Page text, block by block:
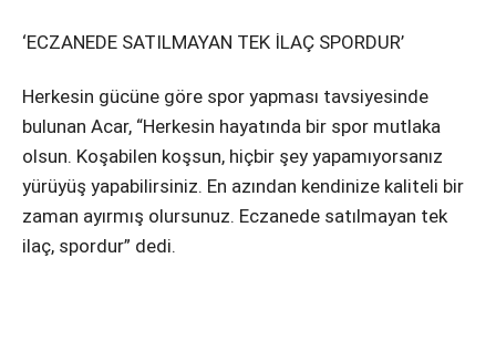
‘ECZANEDE SATILMAYAN TEK İLAÇ SPORDUR’
Herkesin gücüne göre spor yapması tavsiyesinde
bulunan Acar, “Herkesin hayatında bir spor mutlaka
olsun. Koşabilen koşsun, hiçbir şey yapamıyorsanız
yürüyüş yapabilirsiniz. En azından kendinize kaliteli bir
zaman ayırmış olursunuz. Eczanede satılmayan tek
ilaç, spordur” dedi.